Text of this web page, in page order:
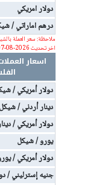
دولار امريكي
درهم اماراتي /
ملاحظة: سعر العملة
اخر تحديث 2026-08-07
اسعار
دولار أمريكي /
دينار أردني / شيكل
دولار أمريكي /
يورو / شيكل
دولار أمريكي /
جنيه إسترليني /